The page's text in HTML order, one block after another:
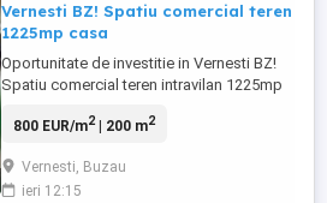
Vernesti BZ! Spatiu comercial teren
1225mp casa
Oportunitate de investitie in Vernesti BZ!
Spatiu comercial teren intravilan 1225mp
Pret: 160.000 Tip imobil: Teren intravilan
Comuna Vernesti Jud. Buzau Suprafata:
1.225mp Deschidere: 26.5m la DN10 ...
800 EUR/m2| 200 m2
Vernesti, Buzau
ieri 12:15